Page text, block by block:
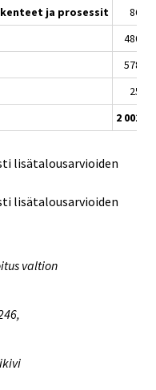
ja prosessit
86,9
480,0
578,0
25,8
2 001,6
lisätalousarvioiden
lisätalousarvioiden
valtion